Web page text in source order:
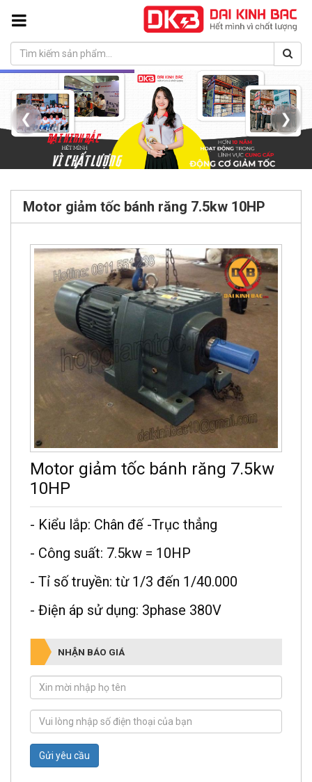
❮ ❯
Motor giảm tốc bánh răng 7.5kw 10HP
Motor giảm tốc bánh răng 7.5kw
10HP
- Kiểu lắp: Chân đế -Trục thẳng
- Công suất: 7.5kw = 10HP
- Tỉ số truyền: từ 1/3 đến 1/40.000
- Điện áp sử dụng: 3phase 380V
NHẬN BÁO GIÁ
Gửi yêu cầu